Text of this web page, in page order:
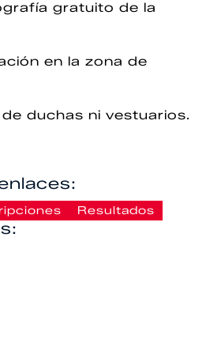
gratuito de la
en la zona de
duchas ni vestuarios.
Resultados